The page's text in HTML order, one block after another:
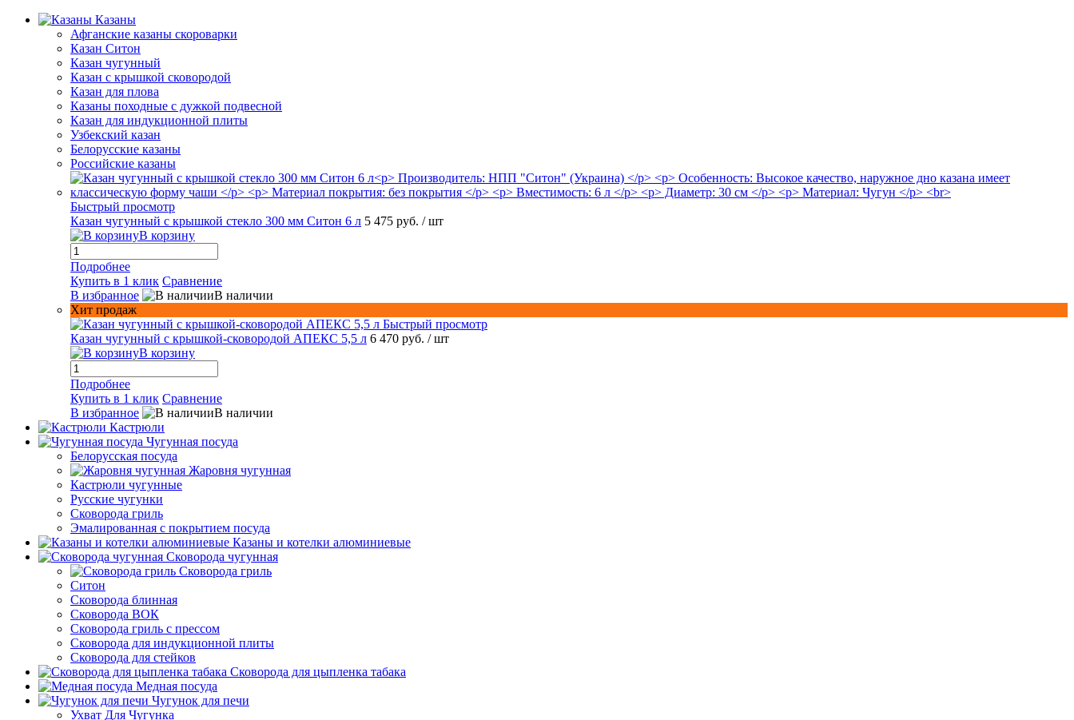
Казаны
Афганские казаны скороварки
Казан Ситон
Казан чугунный
Казан с крышкой сковородой
Казан для плова
Казаны походные с дужкой подвесной
Казан для индукционной плиты
Узбекский казан
Белорусские казаны
Российские казаны
Быстрый просмотр
Казан чугунный с крышкой стекло 300 мм Ситон 6 л 5 475 руб. / шт
В корзину
Подробнее
Купить в 1 клик Сравнение
В избранное
В наличии
Хит продаж
Быстрый просмотр
Казан чугунный с крышкой-сковородой АПЕКС 5,5 л 6 470 руб. / шт
В корзину
Подробнее
Купить в 1 клик Сравнение
В избранное
В наличии
Кастрюли
Чугунная посуда
Белорусская посуда
Жаровня чугунная
Кастрюли чугунные
Русские чугунки
Сковорода гриль
Эмалированная с покрытием посуда
Казаны и котелки алюминиевые
Сковорода чугунная
Сковорода гриль
Ситон
Сковорода блинная
Сковорода ВОК
Сковорода гриль с прессом
Сковорода для индукционной плиты
Сковорода для стейков
Сковорода для цыпленка табака
Медная посуда
Чугунок для печи
Ухват Для Чугунка